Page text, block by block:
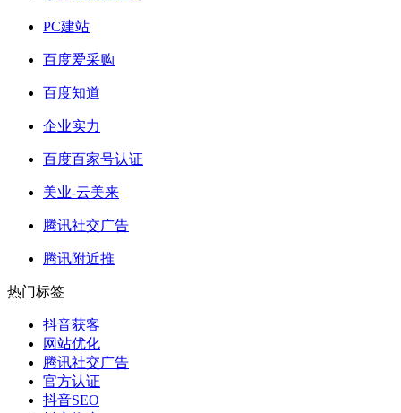
PC建站
百度爱采购
百度知道
企业实力
百度百家号认证
美业-云美来
腾讯社交广告
腾讯附近推
热门标签
抖音获客
网站优化
腾讯社交广告
官方认证
抖音SEO